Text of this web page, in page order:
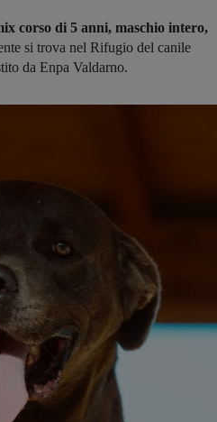
corso di 5 anni, maschio intero,
si trova nel Rifugio del canile
da Enpa Valdarno.